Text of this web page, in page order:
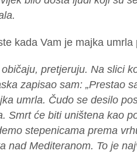
kada Vam je majka umrla
pretjeruju. Na slici
zapisao sam: „Prestao
umrla. Čudo se desilo
Smrt će biti uništena kao
stepenicama prema
nad Mediteranom. To je